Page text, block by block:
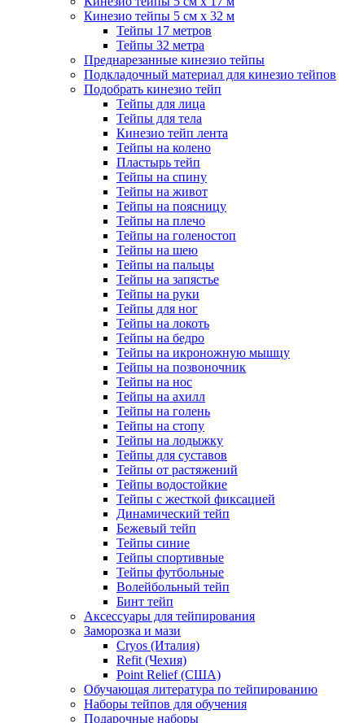
Кинезио тейпы 5 см х 32 м
Тейпы 17 метров
Тейпы 32 метра
Преднарезанные кинезио тейпы
Подкладочный материал для кинезио тейпов
Подобрать кинезио тейп
Тейпы для лица
Тейпы для тела
Кинезио тейп лента
Тейпы на колено
Пластырь тейп
Тейпы на спину
Тейпы на живот
Тейпы на поясницу
Тейпы на плечо
Тейпы на голеностоп
Тейпы на шею
Тейпы на пальцы
Тейпы на запястье
Тейпы на руки
Тейпы для ног
Тейпы на локоть
Тейпы на бедро
Тейпы на икроножную мышцу
Тейпы на позвоночник
Тейпы на нос
Тейпы на ахилл
Тейпы на голень
Тейпы на стопу
Тейпы на лодыжку
Тейпы для суставов
Тейпы от растяжений
Тейпы водостойкие
Тейпы с жесткой фиксацией
Динамический тейп
Бежевый тейп
Тейпы синие
Тейпы спортивные
Тейпы футбольные
Волейбольный тейп
Бинт тейп
Аксессуары для тейпирования
Заморозка и мази
Cryos (Италия)
Refit (Чехия)
Point Relief (США)
Обучающая литература по тейпированию
Наборы тейпов для обучения
Подарочные наборы